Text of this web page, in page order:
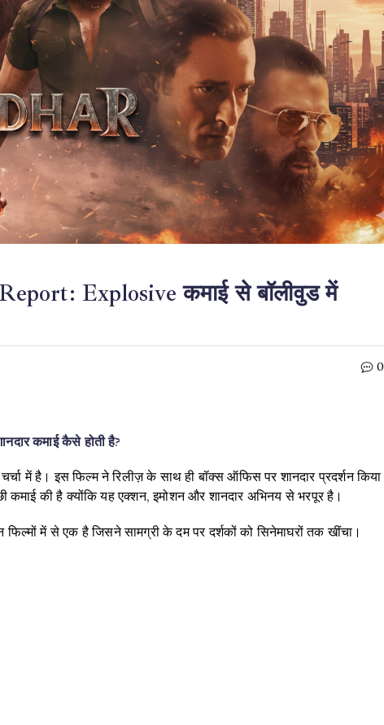
Explosive कमाई से बॉलीवुड में
0
कमाई कैसे होती है?
में है। इस फिल्म ने रिलीज़ के साथ ही बॉक्स ऑफिस पर शानदार प्रदर्शन किया
की है क्योंकि यह एक्शन, इमोशन और शानदार अभिनय से भरपूर है।
में से एक है जिसने सामग्री के दम पर दर्शकों को सिनेमाघरों तक खींचा।